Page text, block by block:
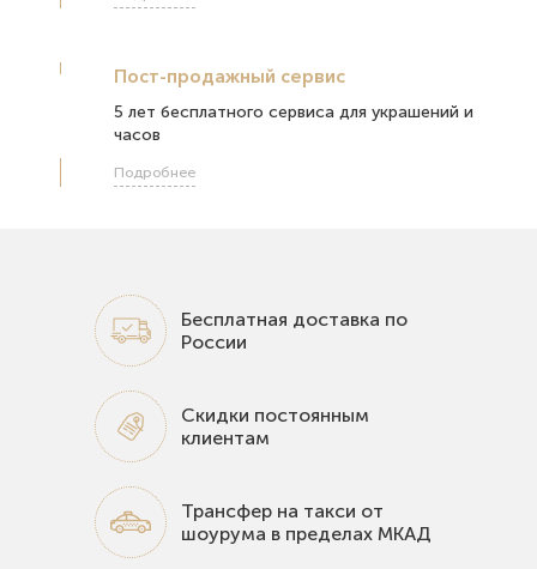
Пост-продажный сервис
5 лет бесплатного сервиса для украшений и
часов
Подробнее
Бесплатная доставка по
России
Скидки постоянным
клиентам
Трансфер на такси от
шоурума в пределах МКАД